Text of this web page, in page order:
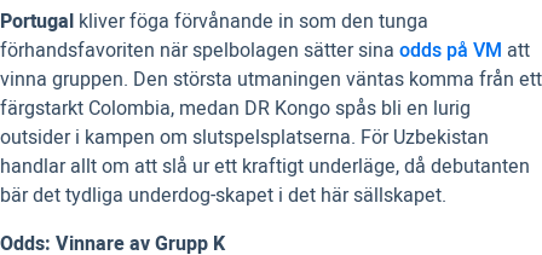
Portugal kliver föga förvånande in som den tunga
förhandsfavoriten när spelbolagen sätter sina odds på VM att
vinna gruppen. Den största utmaningen väntas komma från ett
färgstarkt Colombia, medan DR Kongo spås bli en lurig
outsider i kampen om slutspelsplatserna. För Uzbekistan
handlar allt om att slå ur ett kraftigt underläge, då debutanten
bär det tydliga underdog-skapet i det här sällskapet.
Odds: Vinnare av Grupp K